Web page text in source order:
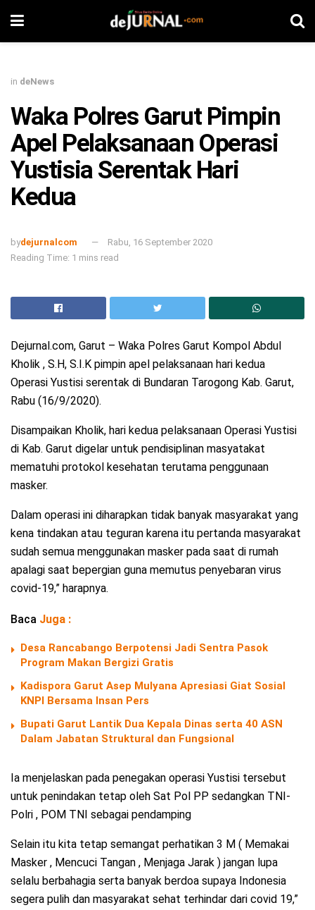
in deNews
Waka Polres Garut Pimpin
Apel Pelaksanaan Operasi
Yustisia Serentak Hari
Kedua
bydejurnalcom
Rabu, 16 September 2020
Reading Time: 1 mins read
Dejurnal.com, Garut – Waka Polres Garut Kompol Abdul
Kholik , S.H, S.I.K pimpin apel pelaksanaan hari kedua
Operasi Yustisi serentak di Bundaran Tarogong Kab. Garut,
Rabu (16/9/2020).
Disampaikan Kholik, hari kedua pelaksanaan Operasi Yustisi
di Kab. Garut digelar untuk pendisiplinan masyatakat
mematuhi protokol kesehatan terutama penggunaan
masker.
Dalam operasi ini diharapkan tidak banyak masyarakat yang
kena tindakan atau teguran karena itu pertanda masyarakat
sudah semua menggunakan masker pada saat di rumah
apalagi saat bepergian guna memutus penyebaran virus
covid-19,” harapnya.
Baca Juga :
Desa Rancabango Berpotensi Jadi Sentra Pasok
Program Makan Bergizi Gratis
Kadispora Garut Asep Mulyana Apresiasi Giat Sosial
KNPI Bersama Insan Pers
Bupati Garut Lantik Dua Kepala Dinas serta 40 ASN
Dalam Jabatan Struktural dan Fungsional
Ia menjelaskan pada penegakan operasi Yustisi tersebut
untuk penindakan tetap oleh Sat Pol PP sedangkan TNI-
Polri , POM TNI sebagai pendamping
Selain itu kita tetap semangat perhatikan 3 M ( Memakai
Masker , Mencuci Tangan , Menjaga Jarak ) jangan lupa
selalu berbahagia serta banyak berdoa supaya Indonesia
segera pulih dan masyarakat sehat terhindar dari covid 19,”